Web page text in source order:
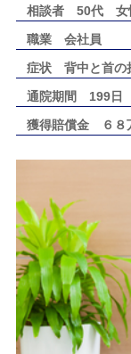
相談者 50代 女
職業 会社員
症状背中と首の
通院期間 199日
獲得賠償金 ６８